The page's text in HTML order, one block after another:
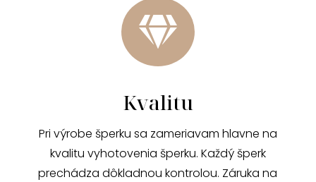

Kvalitu
Pri výrobe šperku sa zameriavam hlavne na
kvalitu vyhotovenia šperku. Každý šperk
prechádza dôkladnou kontrolou. Záruka na